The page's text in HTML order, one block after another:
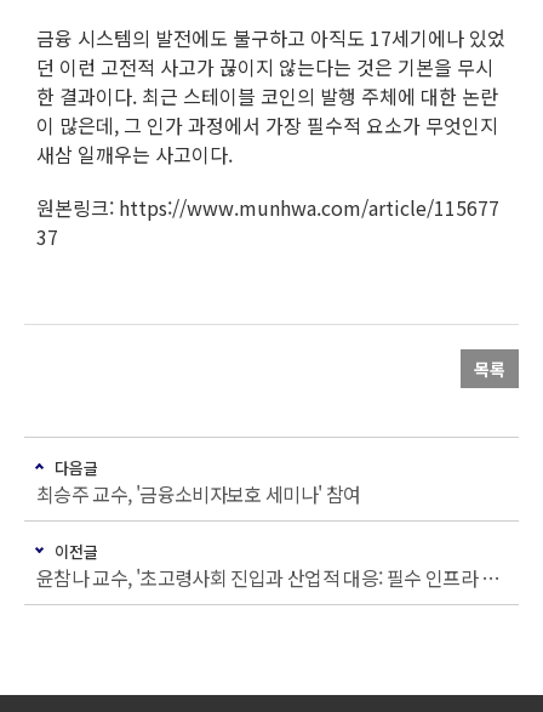
금융 시스템의 발전에도 불구하고 아직도 17세기에나 있었
던 이런 고전적 사고가 끊이지 않는다는 것은 기본을 무시
한 결과이다. 최근 스테이블 코인의 발행 주체에 대한 논란
이 많은데, 그 인가 과정에서 가장 필수적 요소가 무엇인지
새삼 일깨우는 사고이다.
원본링크: https://www.munhwa.com/article/115677
37
목록
다음글
최승주 교수, '금융소비자보호 세미나' 참여
이전글
윤참나 교수, '초고령사회 진입과 산업적 대응: 필수 인프라 확충과 미래 신산업 육성' 심포지엄 참여